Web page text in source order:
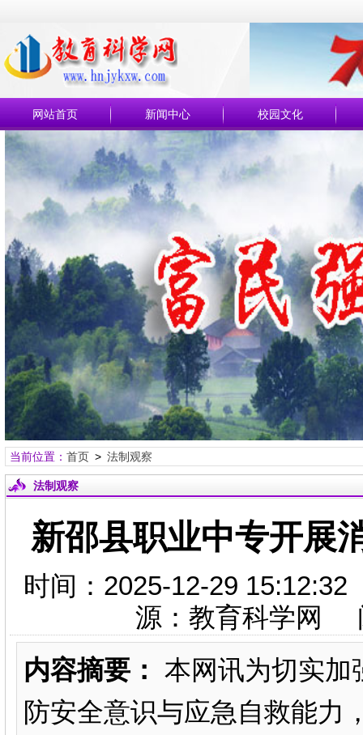
网站首页 新闻中心 校园文化
当前位置： 首页> 法制观察
法制观察
新邵县职业中专开展
时间：2025-12-29
源：教育科学网
内容摘要： 本网讯为切实加
防安全意识与应急自救能力